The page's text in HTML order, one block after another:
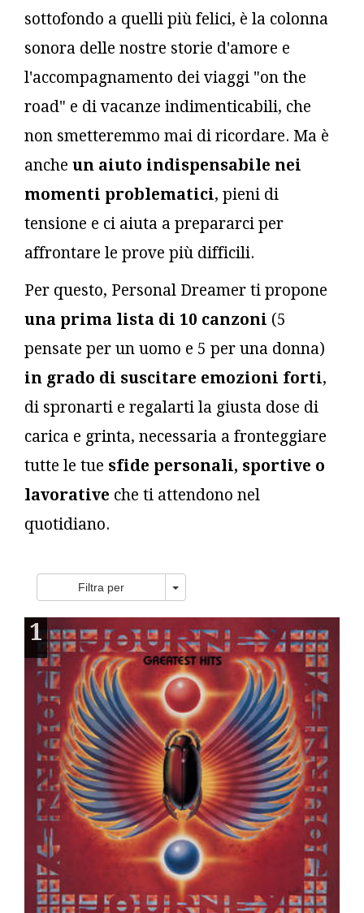
sottofondo a quelli più felici, è la colonna
sonora delle nostre storie d'amore e
l'accompagnamento dei viaggi "on the
road" e di vacanze indimenticabili, che
non smetteremmo mai di ricordare. Ma è
anche un aiuto indispensabile nei
momenti problematici, pieni di
tensione e ci aiuta a prepararci per
affrontare le prove più difficili.
Per questo, Personal Dreamer ti propone
una prima lista di 10 canzoni (5
pensate per un uomo e 5 per una donna)
in grado di suscitare emozioni forti,
di spronarti e regalarti la giusta dose di
carica e grinta, necessaria a fronteggiare
tutte le tue sfide personali, sportive o
lavorative che ti attendono nel
quotidiano.
Filtra per Toggle Dropdown
1